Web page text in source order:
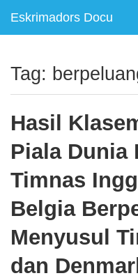
Eskrimadors Docu
Tag:
Hasil
Piala Dunia
Timnas
Belgia
Menyusul
dan